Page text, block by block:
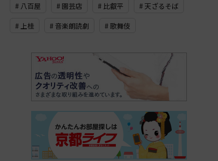
# 八百屋 # 園芸店 # 比叡平 # 天ざるそば
# 上桂 # 音楽朗読劇 # 歌舞伎